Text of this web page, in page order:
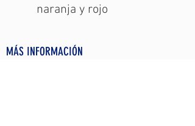
naranja y rojo
MÁS INFORMACIÓN